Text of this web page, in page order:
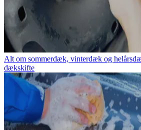
Alt om sommerdæk, vinterdæk og
dækskifte